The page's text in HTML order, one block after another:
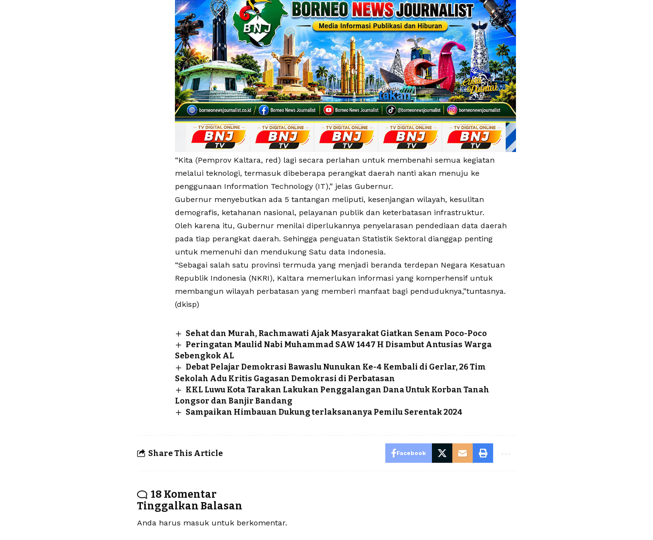
“Kita (Pemprov Kaltara, red) lagi secara perlahan untuk membenahi semua kegiatan
melalui teknologi, termasuk dibeberapa perangkat daerah nanti akan menuju ke
penggunaan Information Technology (IT),” jelas Gubernur.
Gubernur menyebutkan ada 5 tantangan meliputi, kesenjangan wilayah, kesulitan
demografis, ketahanan nasional, pelayanan publik dan keterbatasan infrastruktur.
Oleh karena itu, Gubernur menilai diperlukannya penyelarasan pendediaan data daerah
pada tiap perangkat daerah. Sehingga penguatan Statistik Sektoral dianggap penting
untuk memenuhi dan mendukung Satu data Indonesia.
“Sebagai salah satu provinsi termuda yang menjadi beranda terdepan Negara Kesatuan
Republik Indonesia (NKRI), Kaltara memerlukan informasi yang komperhensif untuk
membangun wilayah perbatasan yang memberi manfaat bagi penduduknya,”tuntasnya.
(dkisp)
Sehat dan Murah, Rachmawati Ajak Masyarakat Giatkan Senam Poco-Poco
Peringatan Maulid Nabi Muhammad SAW 1447 H Disambut Antusias Warga
Sebengkok AL
Debat Pelajar Demokrasi Bawaslu Nunukan Ke-4 Kembali di Gerlar, 26 Tim
Sekolah Adu Kritis Gagasan Demokrasi di Perbatasan
KKL Luwu Kota Tarakan Lakukan Penggalangan Dana Untuk Korban Tanah
Longsor dan Banjir Bandang
Sampaikan Himbauan Dukung terlaksananya Pemilu Serentak 2024
Share This Article Facebook
18 Komentar
Tinggalkan Balasan
Anda harus masuk untuk berkomentar.